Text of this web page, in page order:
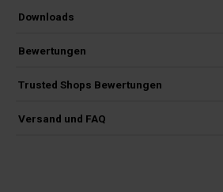
Downloads
Bewertungen
Trusted Shops Bewertungen
Versand und FAQ